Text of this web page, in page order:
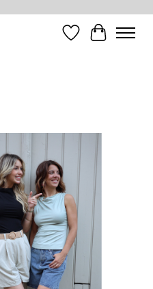
Liste de souhaits
Panier
Items